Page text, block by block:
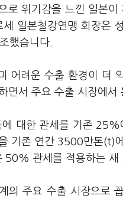
로 위기감을 느낀 일본
일본철강연맹 회장은
했습니다.
어려운 수출 환경이 더
면서 주요 수출 시장에
에 대한 관세를 기존
기존 연간 3500만톤(t)
관세를 적용하는 새
의 주요 수출 시장으로